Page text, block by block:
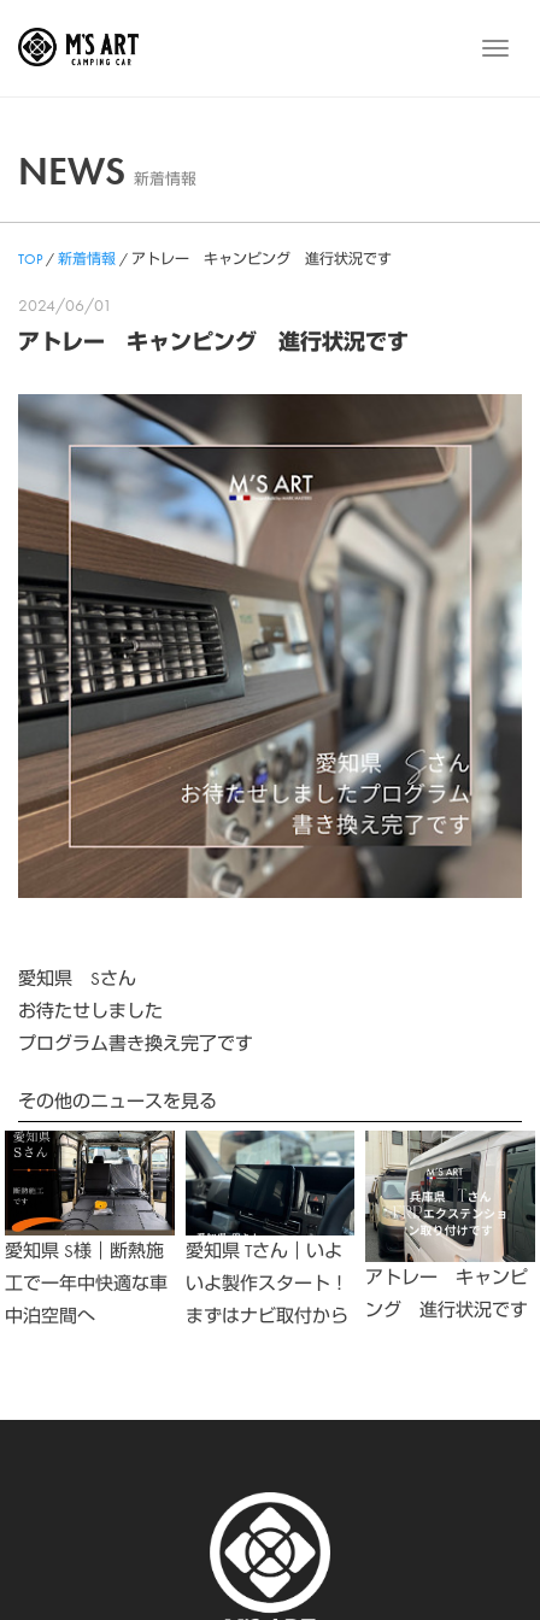
メ
NEWS 新着情報
TOP/新着情報 / アトレー キャンピング 進行状況です
2024/06/01
アトレー キャンピング 進行状況です
愛知県 Sさん
お待たせしました
プログラム書き換え完了です
その他のニュースを見る
愛知県 S様｜断熱施
工で一年中快適な車
中泊空間へ
愛知県 Tさん｜いよ
いよ製作スタート！
まずはナビ取付から
アトレー キャンピ
ング 進行状況です